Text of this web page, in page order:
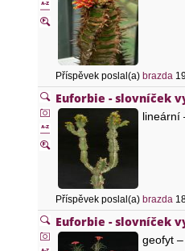
Příspěvek poslal(a) brazda
Euforbie - slovníček
lineární
Příspěvek poslal(a) brazda
Euforbie - slovníček
geofyt